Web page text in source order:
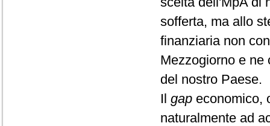
sofferta, ma allo
finanziaria non
Mezzogiorno e ne
del nostro Paese.
Il gap economico,
naturalmente ad